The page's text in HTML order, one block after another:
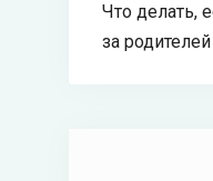
Что делать,
за